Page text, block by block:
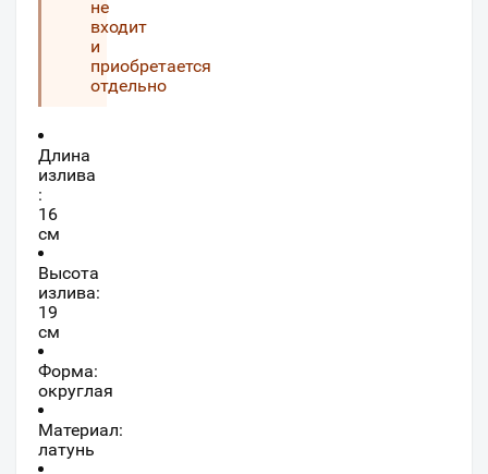
не
входит
и
приобретается
отдельно
Длина
излива
:
16
см
Высота
излива:
19
см
Форма:
округлая
Материал:
латунь